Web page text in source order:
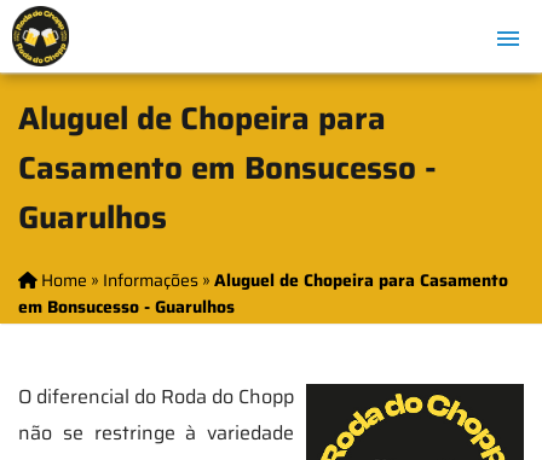
Aluguel de Chopeira para
Casamento em Bonsucesso -
Guarulhos
Home » Informações»Aluguel de Chopeira para Casamento
em Bonsucesso - Guarulhos
O diferencial do Roda do Chopp
não se restringe à variedade